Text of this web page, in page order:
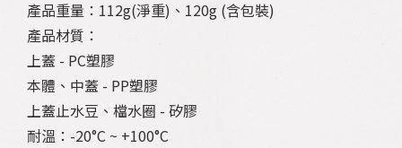
產品重量：112g(淨重)、120g (含包裝)
產品材質：
上蓋 - PC塑膠
本體、中蓋 - PP塑膠
上蓋止水豆、檔水圈 - 矽膠
耐溫：-20°C ~ +100°C